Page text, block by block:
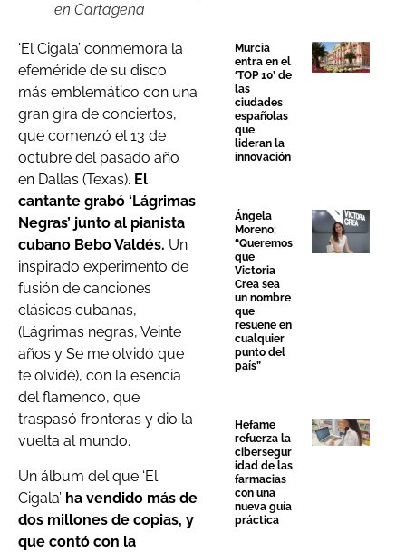
en Cartagena
‘El Cigala’ conmemora la
efeméride de su disco
más emblemático con una
gran gira de conciertos,
que comenzó el 13 de
octubre del pasado año
en Dallas (Texas). El
cantante grabó ‘Lágrimas
Negras’ junto al pianista
cubano Bebo Valdés. Un
inspirado experimento de
fusión de canciones
clásicas cubanas,
(Lágrimas negras, Veinte
años y Se me olvidó que
te olvidé), con la esencia
del flamenco, que
traspasó fronteras y dio la
vuelta al mundo.
Un álbum del que ‘El
Cigala’ ha vendido más de
dos millones de copias, y
que contó con la
Murcia
entra en el
‘TOP 10’ de
las
ciudades
españolas
que
lideran la
innovación
Ángela
Moreno:
“Queremos
que
Victoria
Crea sea
un nombre
que
resuene en
cualquier
punto del
país”
Hefame
refuerza la
cibersegur
idad de las
farmacias
con una
nueva guía
práctica